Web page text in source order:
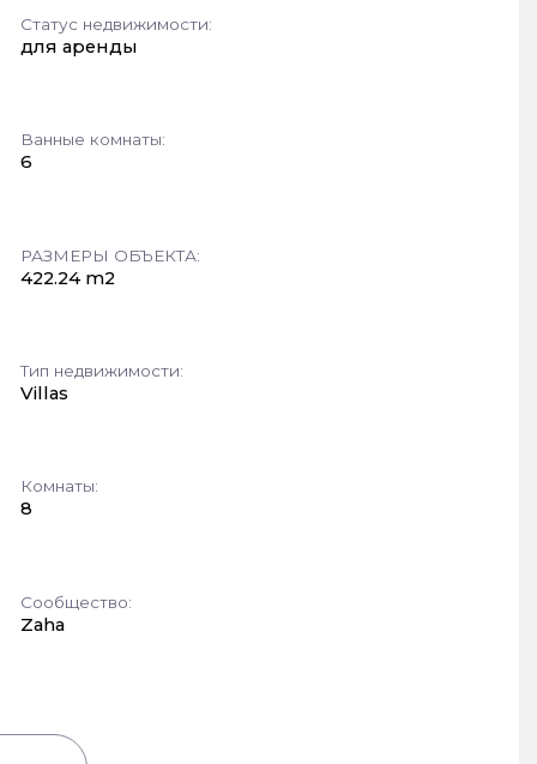
Статус недвижимости:
для аренды
Ванные комнаты:
6
РАЗМЕРЫ ОБЪЕКТА:
422.24 m2
Тип недвижимости:
Villas
Комнаты:
8
Сообщество:
Zaha